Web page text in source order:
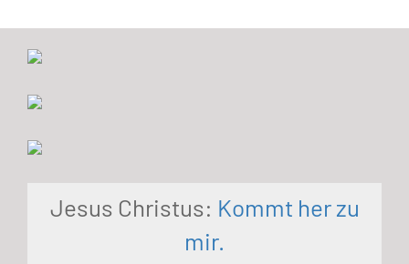
Jesus Christus: Kommt her zu
mir.